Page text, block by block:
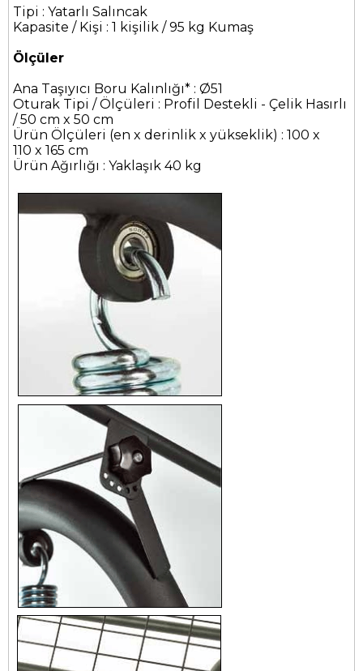
Tipi : Yatarlı Salıncak
Kapasite / Kişi : 1 kişilik / 95 kg Kumaş
Ölçüler
Ana Taşıyıcı Boru Kalınlığı* : Ø51
Oturak Tipi / Ölçüleri : Profil Destekli - Çelik Hasırlı
/ 50 cm x 50 cm
Ürün Ölçüleri (en x derinlik x yükseklik) : 100 x
110 x 165 cm
Ürün Ağırlığı : Yaklaşık 40 kg